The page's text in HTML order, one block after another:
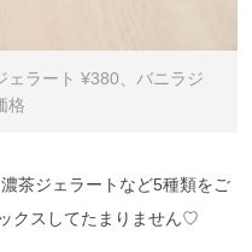
ェラート ¥380、バニラジ
格
茶ジェラートなど5種類をご
クスしてたまりません♡